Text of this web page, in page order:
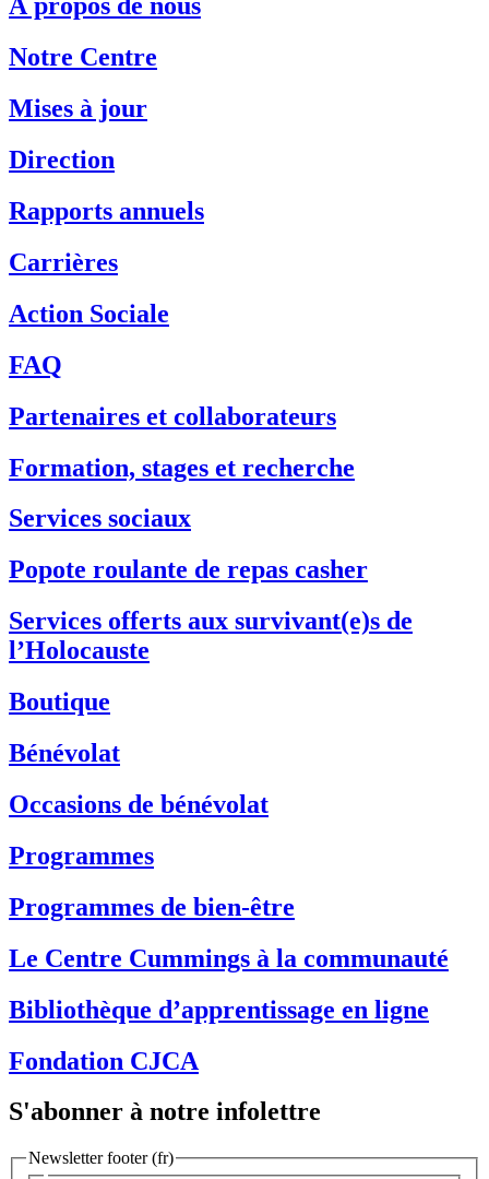
À propos de nous
Notre Centre
Mises à jour
Direction
Rapports annuels
Carrières
Action Sociale
FAQ
Partenaires et collaborateurs
Formation, stages et recherche
Services sociaux
Popote roulante de repas casher
Services offerts aux survivant(e)s de
l’Holocauste
Boutique
Bénévolat
Occasions de bénévolat
Programmes
Programmes de bien-être
Le Centre Cummings à la communauté
Bibliothèque d’apprentissage en ligne
Fondation CJCA
S'abonner à notre infolettre
Newsletter footer (fr)